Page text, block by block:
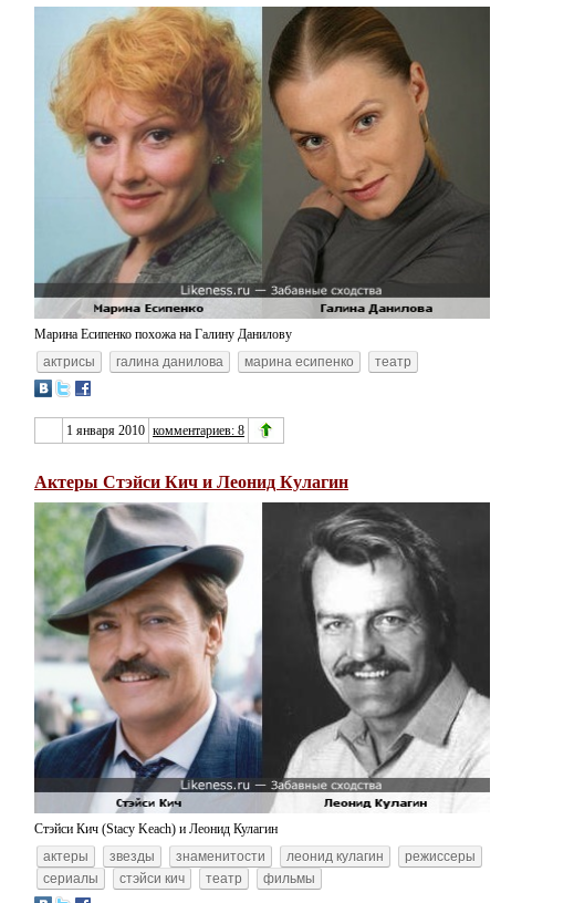
Марина Есипенко похожа на Галину Данилову
актрисы
галина данилова марина есипенко театр
1 января 2010 комментариев: 8
Актеры Стэйси Кич и Леонид Кулагин
Стэйси Кич (Stacy Keach) и Леонид Кулагин
актеры
звезды знаменитости леонид кулагин
режиссеры
сериалы
стэйси кич театр фильмы